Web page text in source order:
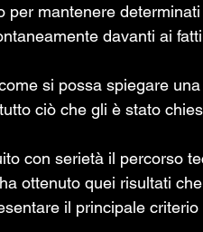
per mantenere
davanti ai
si possa spiegare
ciò che gli è stato
con serietà il percorso
ottenuto quei risultati
il principale